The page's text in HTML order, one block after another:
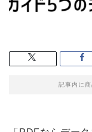
記事内に